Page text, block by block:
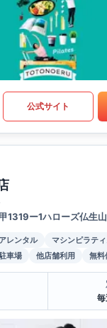
公式サイト
1319ー1ハローズ仏生
レンタル
マシンピラテ
車場 他店舗利用 無料